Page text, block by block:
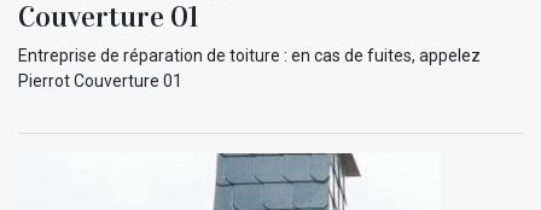
Couverture 01
Entreprise de réparation de toiture : en cas de fuites, appelez
Pierrot Couverture 01